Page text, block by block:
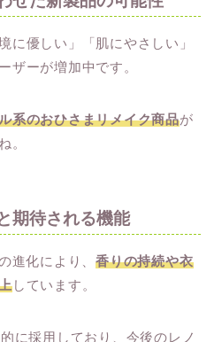
に優しい」「肌にやさしい」
ザーが増加中です。
系のおひさまリメイク商品が
。
期待される機能
進化により、香りの持続や衣
しています。
に採用しており、今後のレノ